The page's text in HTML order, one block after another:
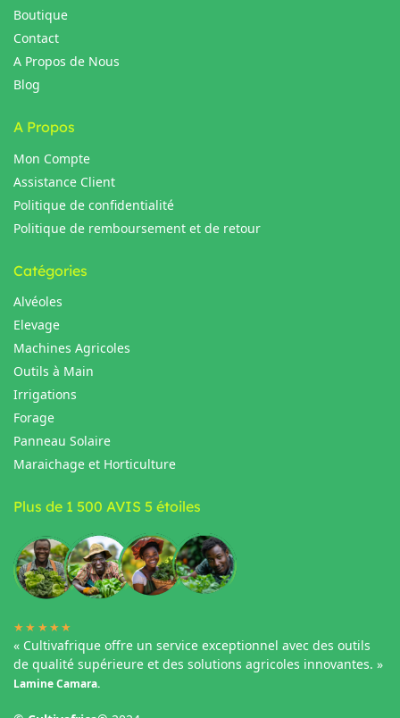
Boutique
Contact
A Propos de Nous
Blog
A Propos
Mon Compte
Assistance Client
Politique de confidentialité
Politique de remboursement et de retour
Catégories
Alvéoles
Elevage
Machines Agricoles
Outils à Main
Irrigations
Forage
Panneau Solaire
Maraichage et Horticulture
Plus de 1 500 AVIS 5 étoiles
★★★★★
« Cultivafrique offre un service exceptionnel avec des outils
de qualité supérieure et des solutions agricoles innovantes. »
Lamine Camara.